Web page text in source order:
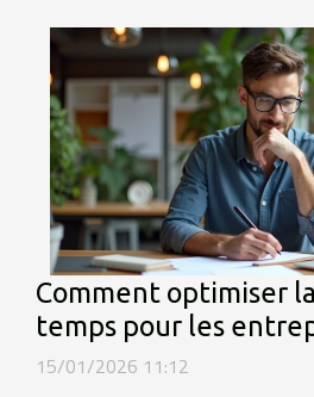
Comment optimiser
temps pour les
15/01/2026 11:12